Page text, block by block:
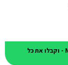
הצטרפו לקבוצת הוואטסאפ של פתח תקווה NEWS - וקבלו את כל